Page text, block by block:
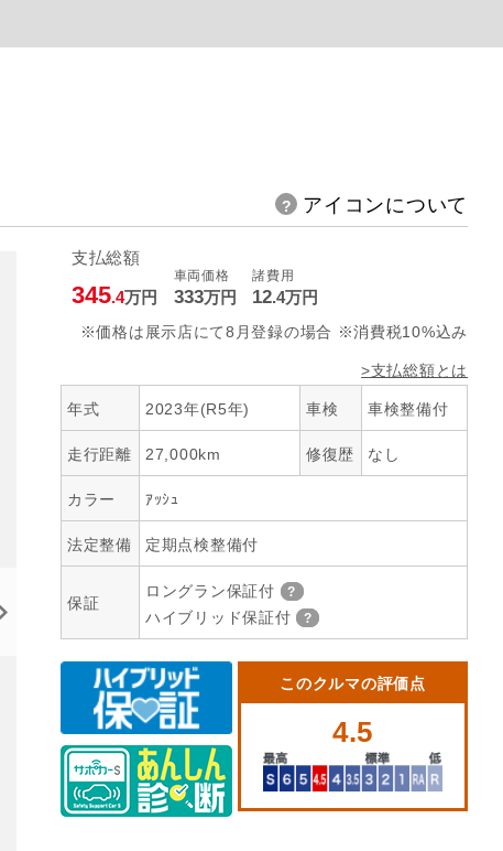
アイコンについて
支払総額
345.4万円
車両価格
333万円
諸費用
12.4万円
※価格は展示店にて8月登録の場合 ※消費税10%込み
>支払総額とは
年式 2023年(R5年) 車検 車検整備付
走行距離 27,000km 修復歴 なし
カラー ｱｯｼｭ
法定整備 定期点検整備付
保証
ロングラン保証付
ハイブリッド保証付
このクルマの評価点
4.5